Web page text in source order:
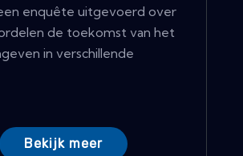
enquête uitgevoerd over
de toekomst van het
in verschillende
Bekijk meer